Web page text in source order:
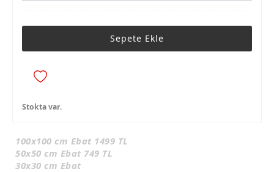
Sepete Ekle
Stokta var.
100x100 cm Ebat 1499 TL
50x50 cm Ebat 749 TL
30x30 cm Ebat